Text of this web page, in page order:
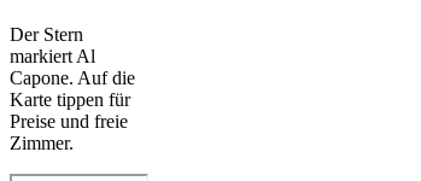
Der Stern
markiert Al
Capone. Auf die
Karte tippen für
Preise und freie
Zimmer.